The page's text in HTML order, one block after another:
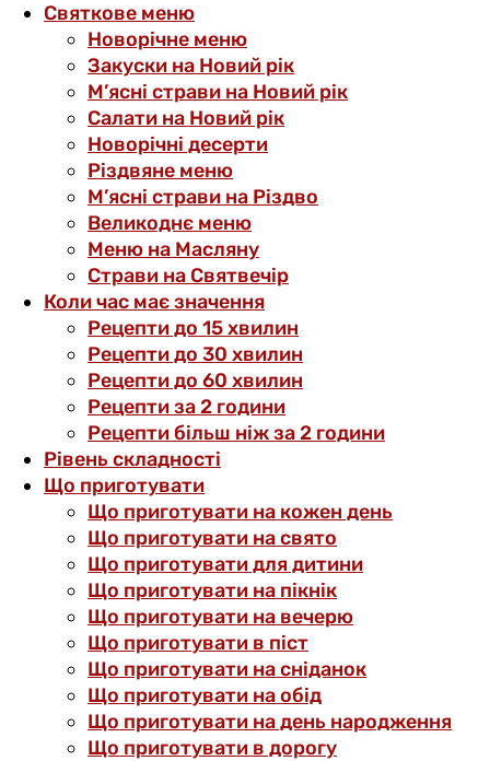
Святкове меню
Новорічне меню
Закуски на Новий рік
М’ясні страви на Новий рік
Салати на Новий рік
Новорічні десерти
Різдвяне меню
М’ясні страви на Різдво
Великоднє меню
Меню на Масляну
Страви на Святвечір
Коли час має значення
Рецепти до 15 хвилин
Рецепти до 30 хвилин
Рецепти до 60 хвилин
Рецепти за 2 години
Рецепти більш ніж за 2 години
Рівень складності
Що приготувати
Що приготувати на кожен день
Що приготувати на свято
Що приготувати для дитини
Що приготувати на пікнік
Що приготувати на вечерю
Що приготувати в піст
Що приготувати на сніданок
Що приготувати на обід
Що приготувати на день народження
Що приготувати в дорогу